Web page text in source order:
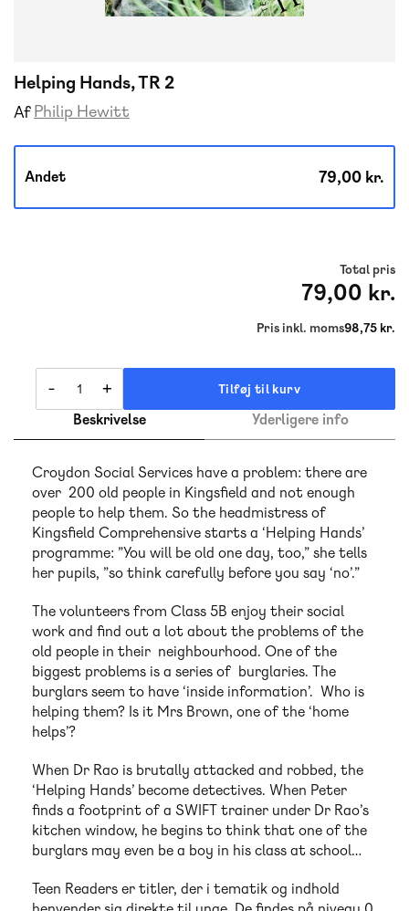
Helping Hands, TR 2
Af Philip Hewitt
Andet 79,00 kr.
Total pris
79,00 kr.
Pris inkl. moms98,75 kr.
- + Tilføj til kurv
Beskrivelse Yderligere info
Croydon Social Services have a problem: there are
over 200 old people in Kingsfield and not enough
people to help them. So the headmistress of
Kingsfield Comprehensive starts a ‘Helping Hands’
programme: ”You will be old one day, too,” she tells
her pupils, ”so think carefully before you say ‘no’.”
The volunteers from Class 5B enjoy their social
work and find out a lot about the problems of the
old people in their neighbourhood. One of the
biggest problems is a series of burglaries. The
burglars seem to have ‘inside information’. Who is
helping them? Is it Mrs Brown, one of the ‘home
helps’?
When Dr Rao is brutally attacked and robbed, the
‘Helping Hands’ become detectives. When Peter
finds a footprint of a SWIFT trainer under Dr Rao’s
kitchen window, he begins to think that one of the
burglars may even be a boy in his class at school…
Teen Readers er titler, der i tematik og indhold